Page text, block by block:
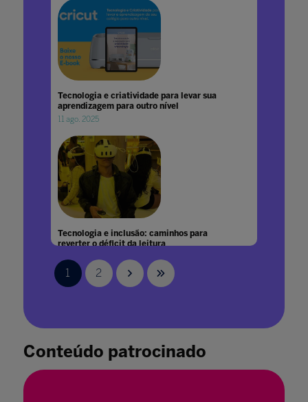
Tecnologia e criatividade para levar sua
aprendizagem para outro nível
11 ago. 2025
Tecnologia e inclusão: caminhos para
reverter o déficit da leitura
Tecnologia na educação dá certo?
1 2
Conteúdo patrocinado